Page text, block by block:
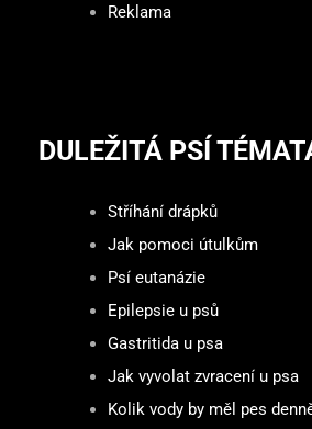
Reklama
DULEŽITÁ PSÍ
Stříhání drápků
Jak pomoci útulkům
Psí eutanázie
Epilepsie u psů
Gastritida u psa
Jak vyvolat zvracení u psa
Kolik vody by měl pes